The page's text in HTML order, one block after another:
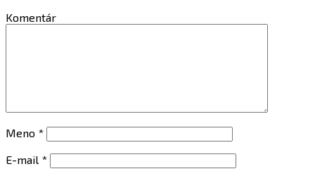
Komentár
Meno *
E-mail *